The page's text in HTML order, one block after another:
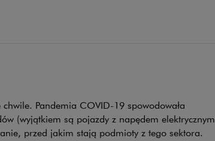
Pandemia COVID-19 spowodowała
(wyjątkiem są pojazdy z napędem elektrycznym
przed jakim stają podmioty z tego sektora.